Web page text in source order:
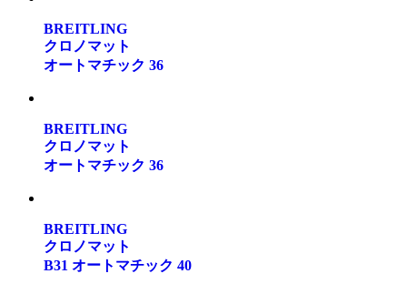
BREITLING
クロノマット
オートマチック 36
BREITLING
クロノマット
オートマチック 36
BREITLING
クロノマット
B31 オートマチック 40